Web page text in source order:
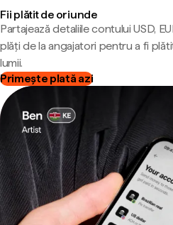
Fii plătit de oriunde
Partajează detaliile contului USD,
plăți de la angajatori pentru a fi
lumii.
Primește plată azi